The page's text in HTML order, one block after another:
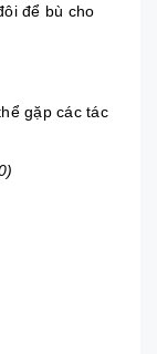
để bù cho
gặp các tác